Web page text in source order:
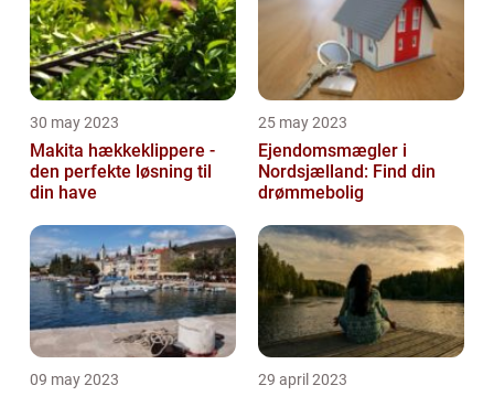
30 may 2023
Makita hækkeklippere -
den perfekte løsning til
din have
25 may 2023
Ejendomsmægler i
Nordsjælland: Find din
drømmebolig
09 may 2023 29 april 2023